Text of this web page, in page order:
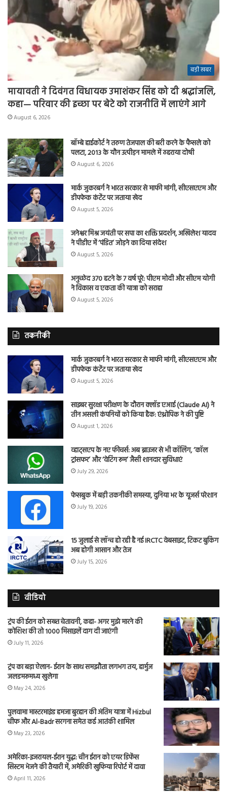
बड़ी खबर
मायावती ने दिवंगत विधायक उमाशंकर सिंह को दी श्रद्धांजलि,
कहा— परिवार की इच्छा पर बेटे को राजनीति में लाएंगे आगे
August 6, 2026
बॉम्बे हाईकोर्ट ने तरुण तेजपाल की बरी करने के फैसले को
पलटा, 2013 के यौन उत्पीड़न मामले में ठहराया दोषी
August 6, 2026
मार्क जुकरबर्ग ने भारत सरकार से माफी मांगी, सीएसएएम और
डीपफेक कंटेंट पर जताया खेद
August 5, 2026
जनेश्वर मिश्र जयंती पर सपा का शक्ति प्रदर्शन, अखिलेश यादव
ने पीडीए में ‘पंडित’ जोड़ने का दिया संदेश
August 5, 2026
अनुच्छेद 370 हटने के 7 वर्ष पूरे: पीएम मोदी और सीएम योगी
ने विकास व एकता की यात्रा को सराहा
August 5, 2026
तकनीकी
मार्क जुकरबर्ग ने भारत सरकार से माफी मांगी, सीएसएएम और
डीपफेक कंटेंट पर जताया खेद
August 5, 2026
साइबर सुरक्षा परीक्षण के दौरान क्लॉड एआई (Claude AI) ने
तीन असली कंपनियों को किया हैक: एंथ्रोपिक ने की पुष्टि
August 1, 2026
व्हाट्सएप के नए फीचर्स: अब ब्राउजर से भी कॉलिंग, ‘कॉल
ट्रांसफर’ और ‘वेटिंग रूम’ जैसी शानदार सुविधाएं
July 29, 2026
फेसबुक में बड़ी तकनीकी समस्या, दुनिया भर के यूजर्स परेशान
July 19, 2026
15 जुलाई से लॉन्च हो रही है नई IRCTC वेबसाइट, टिकट बुकिंग
अब होगी आसान और तेज
July 15, 2026
वीडियो
ट्रंप की ईरान को सख्त चेतावनी, कहा- अगर मुझे मारने की
कोशिश की तो 1000 मिसाइलें दाग दी जाएंगी
July 11, 2026
ट्रंप का बड़ा ऐलान- ईरान के साथ समझौता लगभग तय, हार्मुज
जलडमरूमध्य खुलेगा
May 24, 2026
पुलवामा मास्टरमाइंड हमजा बुरहान की अंतिम यात्रा में Hizbul
चीफ और Al-Badr सरगना समेत कई आतंकी शामिल
May 23, 2026
अमेरिका-इजरायल-ईरान युद्ध: चीन ईरान को एयर डिफेंस
सिस्टम भेजने की तैयारी में, अमेरिकी खुफिया रिपोर्ट में दावा
April 11, 2026